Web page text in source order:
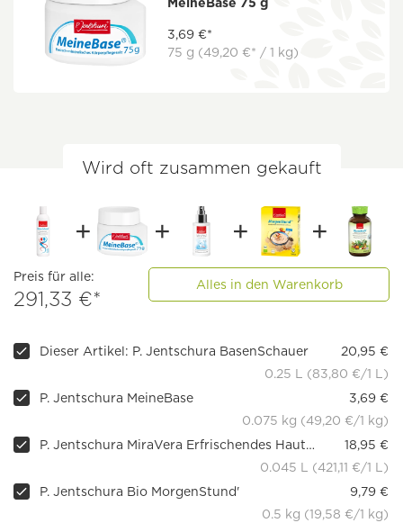
MeineBase 75 g
3,69 €*
75 g (49,20 €* / 1 kg)
Wird oft zusammen gekauft
Preis für alle:
291,33 €*
Alles in den Warenkorb
Dieser Artikel: P. Jentschura BasenSchauer
20,95 €
0.25 L (83,80 €/1 L)
P. Jentschura MeineBase
3,69 €
0.075 kg (49,20 €/1 kg)
P. Jentschura MiraVera Erfrischendes Hautwasser
18,95 €
0.045 L (421,11 €/1 L)
P. Jentschura Bio MorgenStund'
9,79 €
0.5 kg (19,58 €/1 kg)